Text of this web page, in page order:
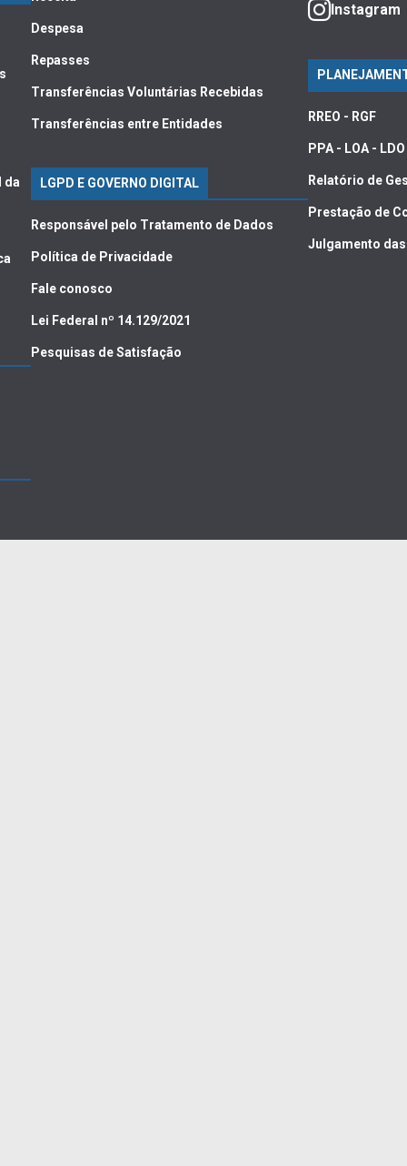
da
Despesa
Repasses
Transferências Voluntárias Recebidas
Transferências entre Entidades
LGPD E GOVERNO DIGITAL
Responsável pelo Tratamento de Dados
Política de Privacidade
Fale conosco
Lei Federal nº 14.129/2021
Pesquisas de Satisfação
Instagram
RREO - RGF
PPA - LOA - LDO
Relatório de
Prestação de
Julgamento